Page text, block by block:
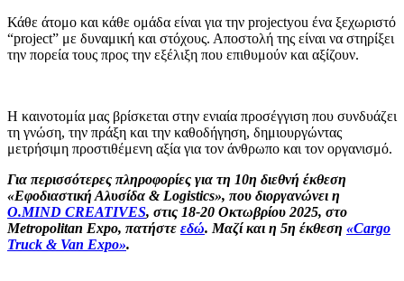
Κάθε άτομο και κάθε ομάδα είναι για την projectyou ένα ξεχωριστό
“project” με δυναμική και στόχους. Αποστολή της είναι να στηρίξει
την πορεία τους προς την εξέλιξη που επιθυμούν και αξίζουν.
Η καινοτομία μας βρίσκεται στην ενιαία προσέγγιση που συνδυάζει
τη γνώση, την πράξη και την καθοδήγηση, δημιουργώντας
μετρήσιμη προστιθέμενη αξία για τον άνθρωπο και τον οργανισμό.
Για περισσότερες πληροφορίες για τη 10η διεθνή έκθεση
«Εφοδιαστική Αλυσίδα & Logistics», που διοργανώνει η
O.MIND CREATIVES, στις 18-20 Οκτωβρίου 2025, στο
Metropolitan Expo, πατήστε εδώ. Μαζί και η 5η έκθεση «Cargo
Truck & Van Expo».